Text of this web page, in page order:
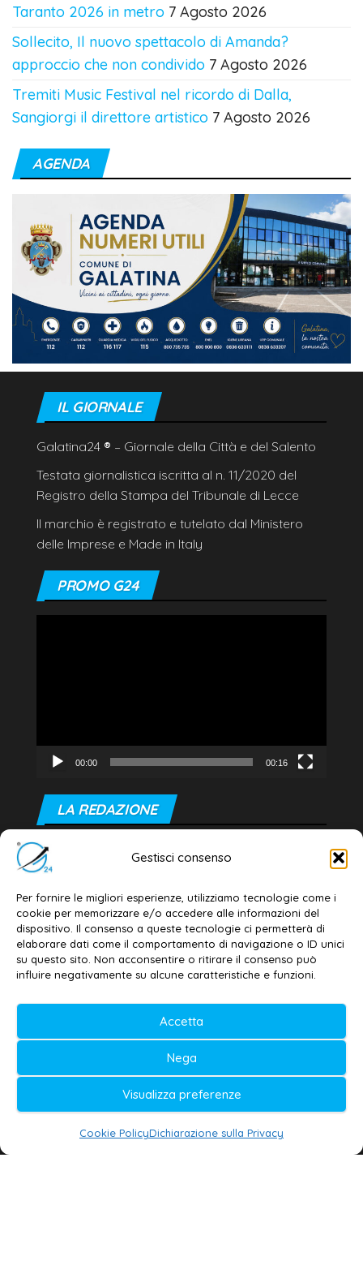
Gestisci consenso
Per fornire le migliori esperienze, utilizziamo tecnologie come i
cookie per memorizzare e/o accedere alle informazioni del
dispositivo. Il consenso a queste tecnologie ci permetterà di
elaborare dati come il comportamento di navigazione o ID unici
su questo sito. Non acconsentire o ritirare il consenso può
influire negativamente su alcune caratteristiche e funzioni.
Accetta
Nega
Visualizza preferenze
Cookie PolicyDichiarazione sulla Privacy
Taranto 2026 in metro 7 Agosto 2026
Sollecito, Il nuovo spettacolo di Amanda?
approccio che non condivido 7 Agosto 2026
Tremiti Music Festival nel ricordo di Dalla,
Sangiorgi il direttore artistico 7 Agosto 2026
AGENDA
IL GIORNALE
Galatina24 ® – Giornale della Città e del Salento
Testata giornalistica iscritta al n. 11/2020 del
Registro della Stampa del Tribunale di Lecce
Il marchio è registrato e tutelato dal Ministero
delle Imprese e Made in Italy
PROMO G24
00:00 00:16
LA REDAZIONE
Editore e direttore responsabile:
Dott. Daniele G. Masciullo
Email: redazione@galatina24.it
Contatti –Disclaimer
Privacy policy –Cookie policy
Testata iscritta al n. 11/2020 Registro della
Stampa Tribunale di Lecce
Editore e direttore responsabile:
Daniele G. Masciullo